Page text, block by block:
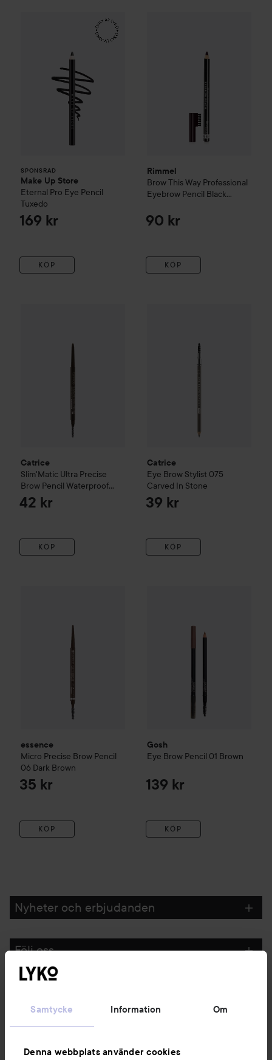
Samtycke Information Om
Denna webbplats använder cookies
SPONSRAD
Make Up Store
Eternal Pro Eye Pencil
Tuxedo
169 kr
KÖP
Make Up Store
Rimmel
Brow This Way Professional
Eyebrow Pencil Black
90 kr
KÖP
Catrice
Slim'Matic Ultra Precise
Brow Pencil Waterproof
040
42 kr
KÖP
Catrice
Eye Brow Stylist 075
Carved In Stone
39 kr
KÖP
essence
Micro Precise Brow Pencil
06 Dark Brown
35 kr
KÖP
Gosh
Eye Brow Pencil 01 Brown
139 kr
KÖP
Nyheter och erbjudanden
Följ oss